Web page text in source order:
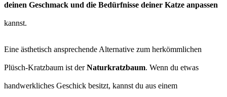
deinen Geschmack und die Bedürfnisse deiner Katze anpassen
kannst.
Eine ästhetisch ansprechende Alternative zum herkömmlichen
Plüsch-Kratzbaum ist derNaturkratzbaum. Wenn du etwas
handwerkliches Geschick besitzt, kannst du aus einem